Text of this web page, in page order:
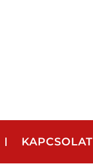
KAPCSOLAT